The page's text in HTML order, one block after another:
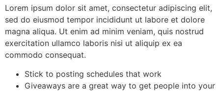
Lorem ipsum dolor sit amet, consectetur adipiscing elit,
sed do eiusmod tempor incididunt ut labore et dolore
magna aliqua. Ut enim ad minim veniam, quis nostrud
exercitation ullamco laboris nisi ut aliquip ex ea
commodo consequat.
Stick to posting schedules that work
Giveaways are a great way to get people into your